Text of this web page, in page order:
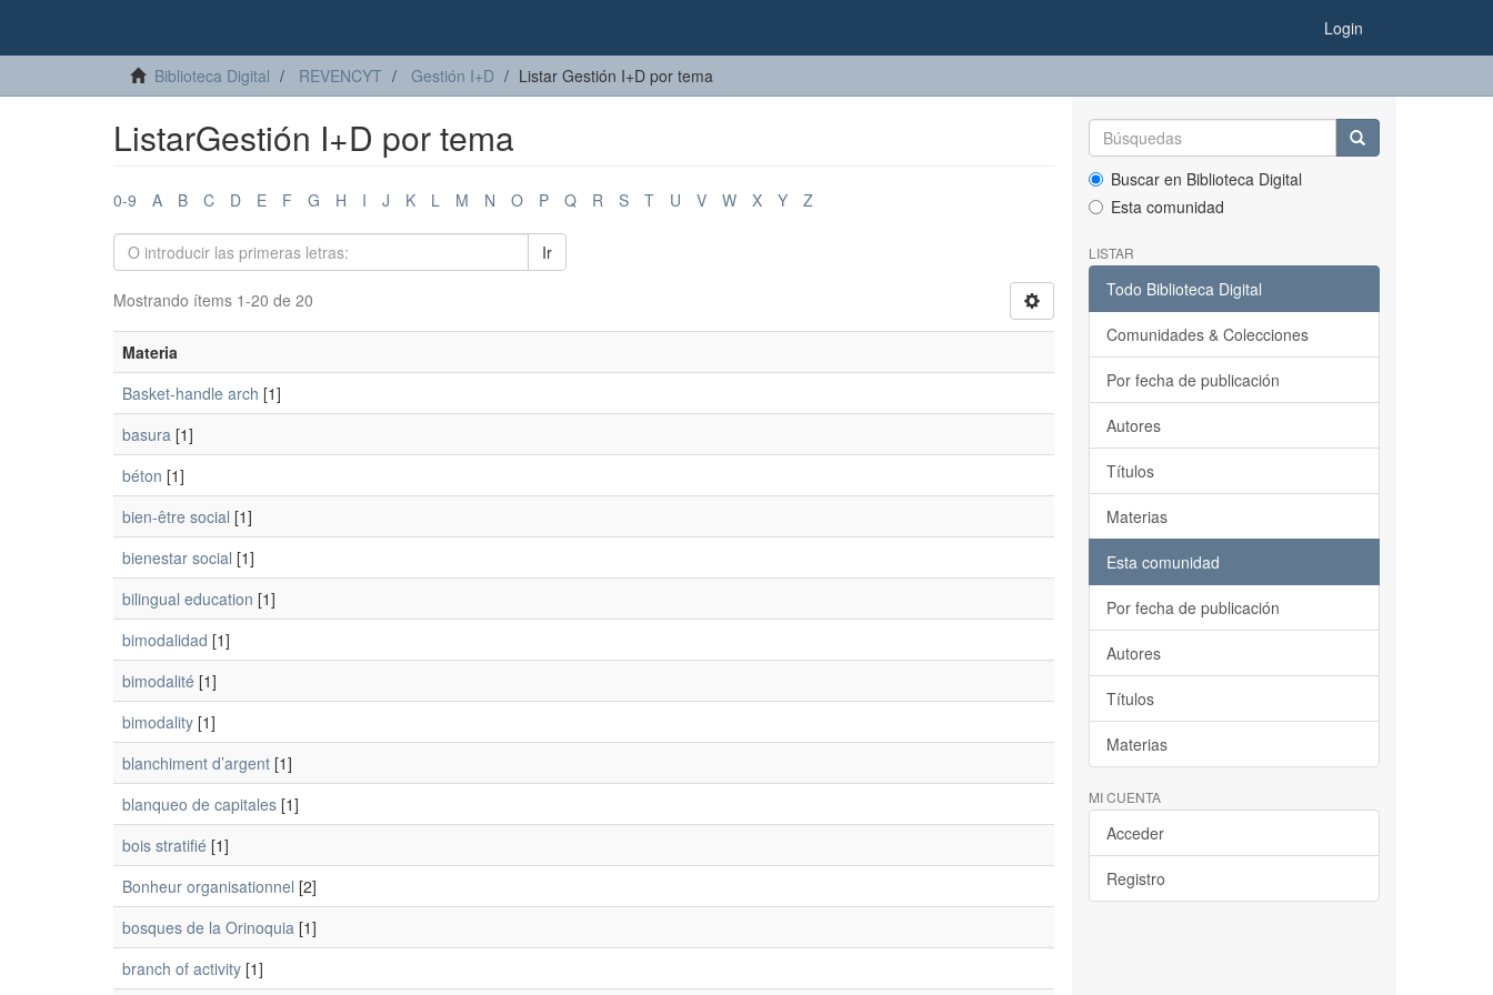
Login
Biblioteca Digital REVENCYT Gestión I+D Listar Gestión I+D por tema
ListarGestión I+D por tema
0-9 A B C D E F G H I J K L M N O P Q R S T U V W X Y Z
Ir
Mostrando ítems 1-20 de 20
Materia
Basket-handle arch [1]
basura [1]
béton [1]
bien-être social [1]
bienestar social [1]
bilingual education [1]
bimodalidad [1]
bimodalité [1]
bimodality [1]
blanchiment d’argent [1]
blanqueo de capitales [1]
bois stratifié [1]
Bonheur organisationnel [2]
bosques de la Orinoquia [1]
branch of activity [1]
Buscar en Biblioteca Digital
Esta comunidad
LISTAR
Todo Biblioteca Digital
Comunidades & Colecciones
Por fecha de publicación
Autores
Títulos
Materias
Esta comunidad
Por fecha de publicación
Autores
Títulos
Materias
MI CUENTA
Acceder
Registro